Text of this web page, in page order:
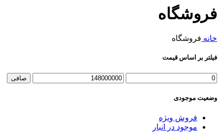
فروشگاه
خانه فروشگاه
فیلتر بر اساس قیمت
حداقل
حداكثر
صافی
وضعیت موجودی
فروش ویژه
موجود در انبار